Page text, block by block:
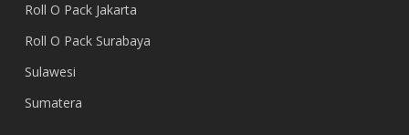
Roll O Pack Jakarta
Roll O Pack Surabaya
Sulawesi
Sumatera